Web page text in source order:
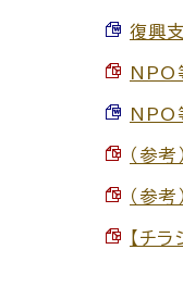
復興
NPO
NPO
（参
（参
【チ